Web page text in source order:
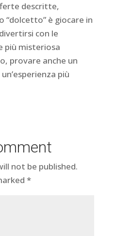
descritte,
“dolcetto” è giocare in
con le
più misteriosa
provare anche un
più
not be published.
*